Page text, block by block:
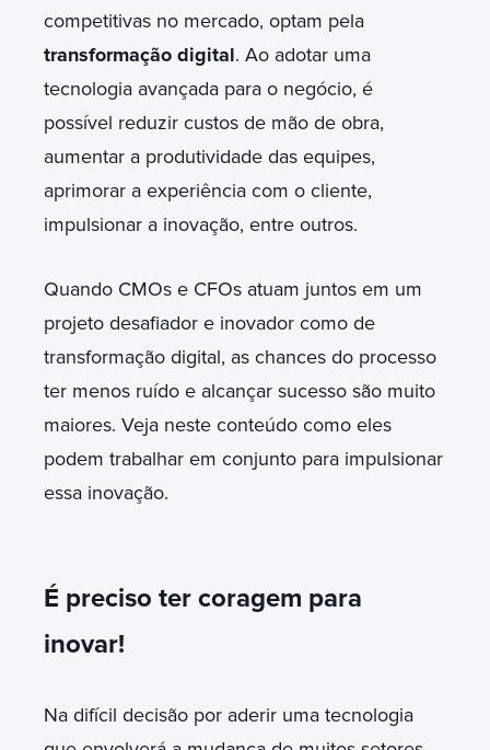
competitivas no mercado, optam pela
transformação digital. Ao adotar uma
tecnologia avançada para o negócio, é
possível reduzir custos de mão de obra,
aumentar a produtividade das equipes,
aprimorar a experiência com o cliente,
impulsionar a inovação, entre outros.
Quando CMOs e CFOs atuam juntos em um
projeto desafiador e inovador como de
transformação digital, as chances do processo
ter menos ruído e alcançar sucesso são muito
maiores. Veja neste conteúdo como eles
podem trabalhar em conjunto para impulsionar
essa inovação.
É preciso ter coragem para
inovar!
Na difícil decisão por aderir uma tecnologia